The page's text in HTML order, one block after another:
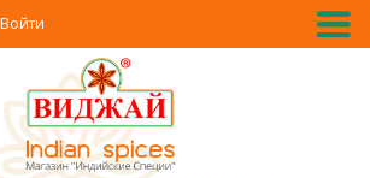
Войти